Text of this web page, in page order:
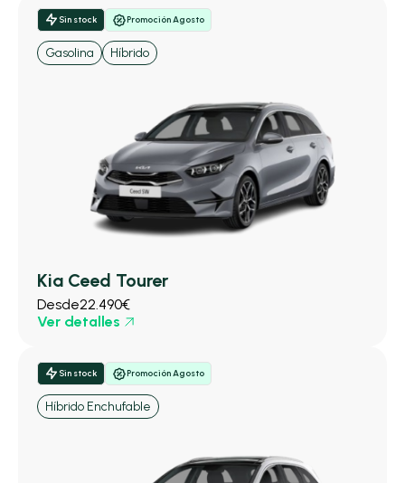
Sin stock Promoción Agosto
Gasolina Híbrido
Kia Ceed Tourer
Desde22.490€
Ver detalles
Sin stock Promoción Agosto
Híbrido Enchufable